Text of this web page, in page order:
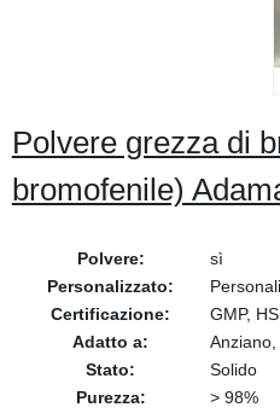
Polvere grezza di
bromofenile)
Polvere:
sì
Personalizzato:
Certificazione:
GMP,
Adatto a:
Anziano,
Stato:
Solido
Purezza:
> 98%